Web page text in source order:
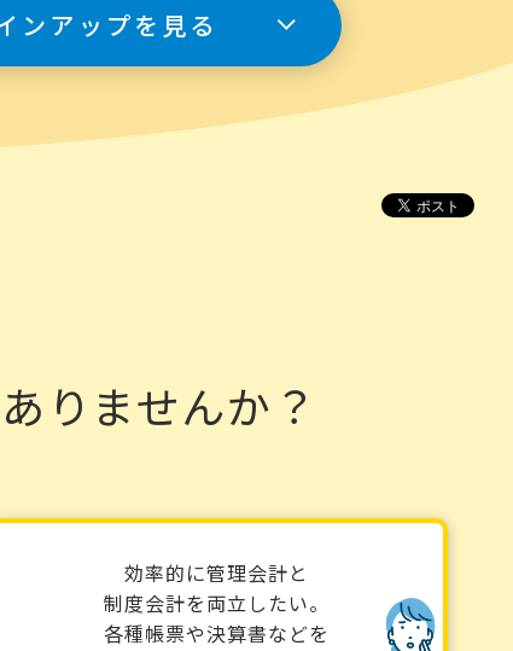
ンアップを見る
ありませんか？
効率的に管理会計と
制度会計を両立したい。
各種帳票や決算書などを